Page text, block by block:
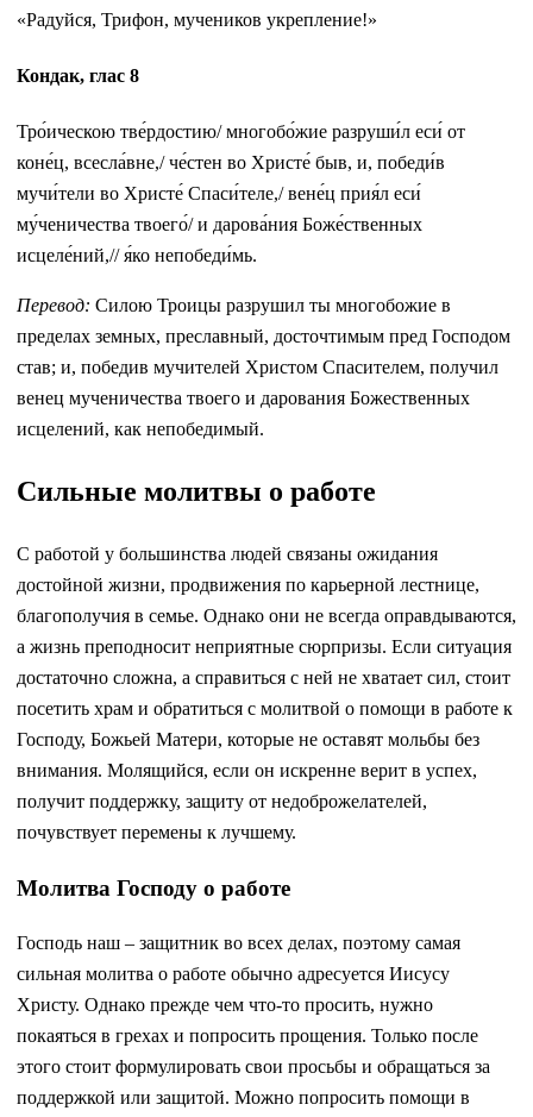
«Радуйся, Трифон, мучеников укрепление!»
Кондак, глас 8
Тро́ическою тве́рдостию/ многобо́жие разруши́л еси́ от
коне́ц, всесла́вне,/ че́стен во Христе́ быв, и, победи́в
мучи́тели во Христе́ Спаси́теле,/ вене́ц прия́л еси́
му́ченичества твоего́/ и дарова́ния Боже́ственных
исцеле́ний,// я́ко непобеди́мь.
Перевод: Силою Троицы разрушил ты многобожие в
пределах земных, преславный, досточтимым пред Господом
став; и, победив мучителей Христом Спасителем, получил
венец мученичества твоего и дарования Божественных
исцелений, как непобедимый.
Сильные молитвы о работе
С работой у большинства людей связаны ожидания
достойной жизни, продвижения по карьерной лестнице,
благополучия в семье. Однако они не всегда оправдываются,
а жизнь преподносит неприятные сюрпризы. Если ситуация
достаточно сложна, а справиться с ней не хватает сил, стоит
посетить храм и обратиться с молитвой о помощи в работе к
Господу, Божьей Матери, которые не оставят мольбы без
внимания. Молящийся, если он искренне верит в успех,
получит поддержку, защиту от недоброжелателей,
почувствует перемены к лучшему.
Молитва Господу о работе
Господь наш – защитник во всех делах, поэтому самая
сильная молитва о работе обычно адресуется Иисусу
Христу. Однако прежде чем что-то просить, нужно
покаяться в грехах и попросить прощения. Только после
этого стоит формулировать свои просьбы и обращаться за
поддержкой или защитой. Можно попросить помощи в